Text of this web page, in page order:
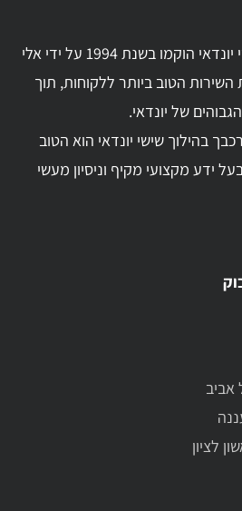
מרכזי השירות הילוך שישי יונדאי הוקמו בשנת 1994 על ידי אלי
הטוב ביותר ללקוחות, תוך
של יונדאי.
בהילוך שישי יונדאי הוא הטוב
ידע מקצועי מקיף וניסיון מעשי
אביב
לציון